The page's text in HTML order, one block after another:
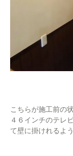
こちらが施工前の
４６インチのテレ
て壁に掛けれるよ